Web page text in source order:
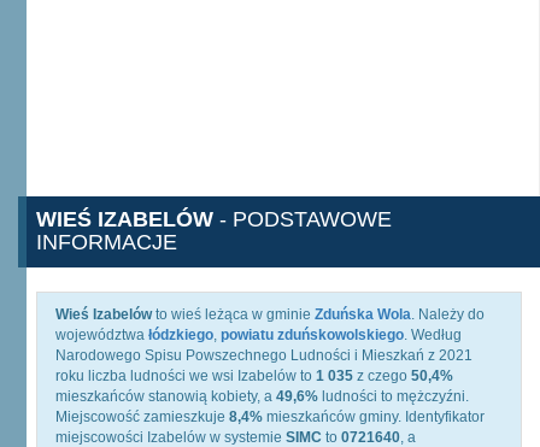
WIEŚ IZABELÓW - PODSTAWOWE
INFORMACJE
Wieś Izabelówto wieś leżąca w gminie Zduńska Wola. Należy do
województwa łódzkiego, powiatu zduńskowolskiego. Według
Narodowego Spisu Powszechnego Ludności i Mieszkań z 2021
roku liczba ludności we wsi Izabelów to 1 035 z czego 50,4%
mieszkańców stanowią kobiety, a 49,6% ludności to mężczyźni.
Miejscowość zamieszkuje 8,4% mieszkańców gminy. Identyfikator
miejscowości Izabelów w systemie SIMC to 0721640, a